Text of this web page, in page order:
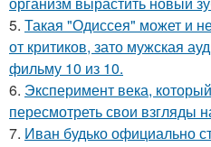
5. Такая "Одиссея" может и
от критиков, зато мужская
фильму 10 из 10.
6. Эксперимент века,
пересмотреть свои взгляды
7. Иван будько официально